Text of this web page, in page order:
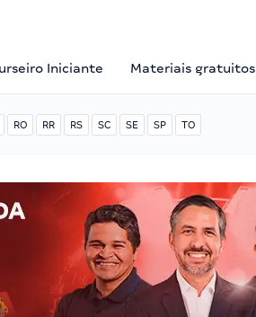
Iniciante Materiais gratuitos
RO RR RS SC SE SP TO